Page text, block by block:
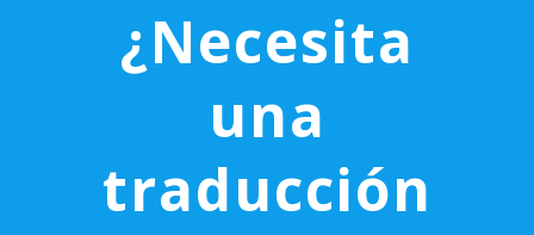
¿Necesita
una
traducción